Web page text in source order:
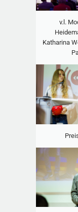
v.l.
Katharina